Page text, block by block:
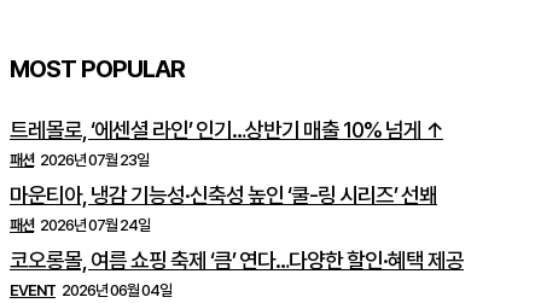
MOST POPULAR
트레몰로, ‘에센셜 라인’ 인기…상반기 매출 10% 넘게 ↑
패션 2026년 07월 23일
마운티아, 냉감 기능성·신축성 높인 ‘쿨-링 시리즈’ 선봬
패션 2026년 07월 24일
코오롱몰, 여름 쇼핑 축제 ‘큼’ 연다…다양한 할인·혜택 제공
EVENT 2026년 06월 04일